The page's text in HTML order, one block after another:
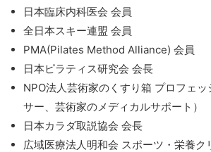
日本臨床内科医会 会員
全日本スキー連盟 会員
PMA(Pilates Method Alliance) 会員
日本ピラティス研究会 会長
NPO法人芸術家のくすり箱 プロフェ
サー、芸術家のメディカルサポート）
日本カラダ取説協会 会長
広域医療法人明和会 スポーツ・栄養ク